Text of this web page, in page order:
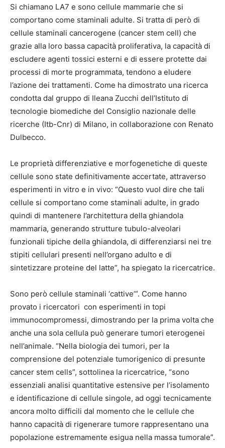
Si chiamano LA7 e sono cellule mammarie che si
comportano come staminali adulte. Si tratta di però di
cellule staminali cancerogene (cancer stem cell) che
grazie alla loro bassa capacità proliferativa, la capacità di
escludere agenti tossici esterni e di essere protette dai
processi di morte programmata, tendono a eludere
l’azione dei trattamenti. Come ha dimostrato una ricerca
condotta dal gruppo di Ileana Zucchi dell’Istituto di
tecnologie biomediche del Consiglio nazionale delle
ricerche (Itb-Cnr) di Milano, in collaborazione con Renato
Dulbecco.
Le proprietà differenziative e morfogenetiche di queste
cellule sono state definitivamente accertate, attraverso
esperimenti in vitro e in vivo: “Questo vuol dire che tali
cellule si comportano come staminali adulte, in grado
quindi di mantenere l’architettura della ghiandola
mammaria, generando strutture tubulo-alveolari
funzionali tipiche della ghiandola, di differenziarsi nei tre
stipiti cellulari presenti nell’organo adulto e di
sintetizzare proteine del latte”, ha spiegato la ricercatrice.
Sono però cellule staminali ‘cattive’”. Come hanno
provato i ricercatori con esperimenti in topi
immunocompromessi, dimostrando per la prima volta che
anche una sola cellula può generare tumori eterogenei
nell’animale. “Nella biologia dei tumori, per la
comprensione del potenziale tumorigenico di presunte
cancer stem cells”, sottolinea la ricercatrice, “sono
essenziali analisi quantitative estensive per l’isolamento
e identificazione di cellule singole, ad oggi tecnicamente
ancora molto difficili dal momento che le cellule che
hanno capacità di rigenerare tumore rappresentano una
popolazione estremamente esigua nella massa tumorale”.